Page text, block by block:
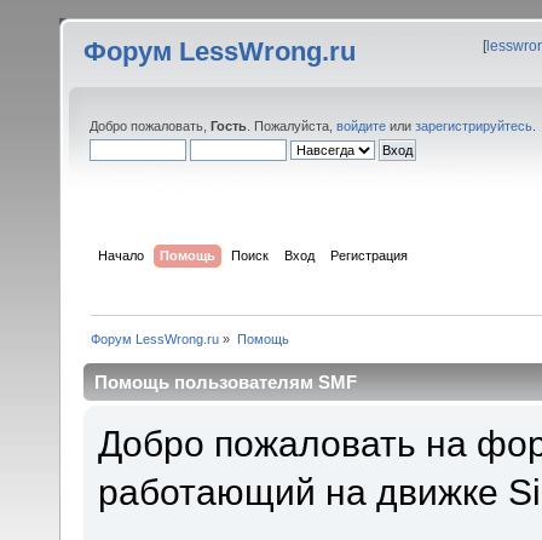
Форум LessWrong.ru [
Добро пожаловать, Гость . Пожалуйста, войдите или зарегистрируйтесь
Начало Помощь Поиск Вход Регистрация
Форум LessWrong.ru » Помощь
Помощь пользователям SMF
Добро пожаловать на
работающий на движке